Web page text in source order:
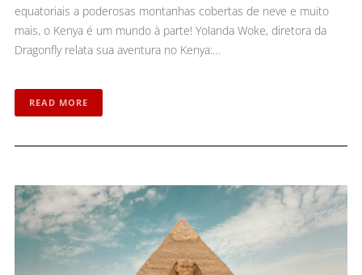
equatoriais a poderosas montanhas cobertas de neve e muito
mais, o Kenya é um mundo à parte! Yolanda Woke, diretora da
Dragonfly relata sua aventura no Kenya:…
READ MORE